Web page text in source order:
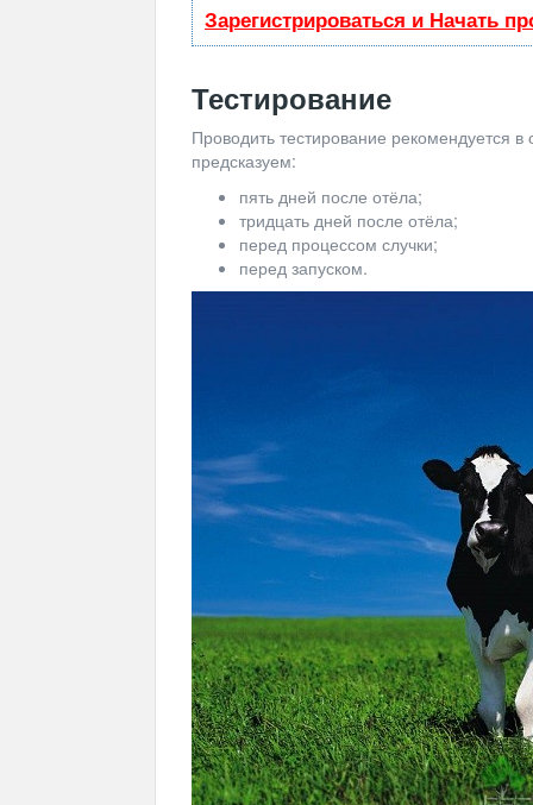
Зарегистрироваться и Начать
Тестирование
Проводить тестирование рекомендуется
предсказуем:
пять дней после отёла;
тридцать дней после отёла;
перед процессом случки;
перед запуском.